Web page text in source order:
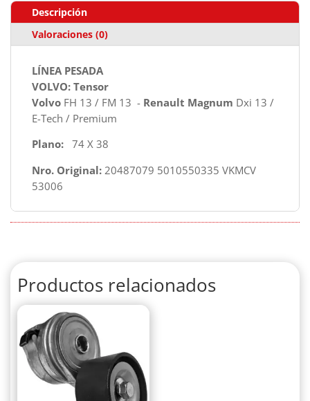
Descripción
Valoraciones (0)
LÍNEA PESADA
VOLVO: Tensor
Volvo FH 13 / FM 13 - Renault Magnum Dxi 13 /
E-Tech / Premium
Plano: 74 X 38
Nro. Original: 20487079 5010550335 VKMCV
53006
Productos relacionados